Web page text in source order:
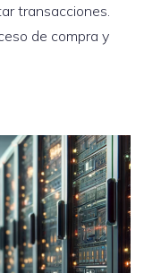
transacciones.
de compra y